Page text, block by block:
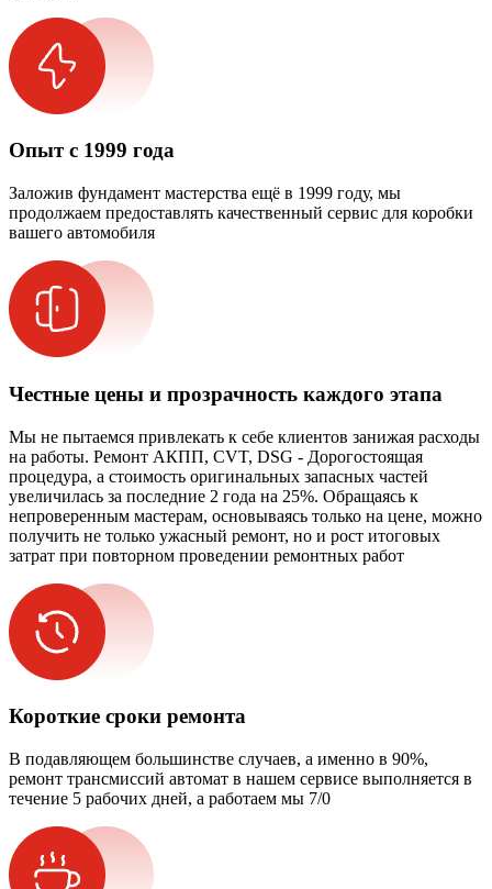
Опыт с 1999 года
Заложив фундамент мастерства ещё в 1999 году, мы
продолжаем предоставлять качественный сервис для коробки
вашего автомобиля
Честные цены и прозрачность каждого этапа
Мы не пытаемся привлекать к себе клиентов занижая расходы
на работы. Ремонт АКПП, CVT, DSG - Дорогостоящая
процедура, а стоимость оригинальных запасных частей
увеличилась за последние 2 года на 25%. Обращаясь к
непроверенным мастерам, основываясь только на цене, можно
получить не только ужасный ремонт, но и рост итоговых
затрат при повторном проведении ремонтных работ
Короткие сроки ремонта
В подавляющем большинстве случаев, а именно в 90%,
ремонт трансмиссий автомат в нашем сервисе выполняется в
течение 5 рабочих дней, а работаем мы 7/0